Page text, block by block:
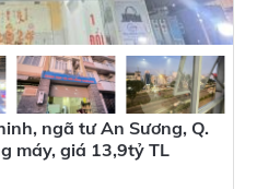
ngã tư An Sương, Q.
máy, giá 13,9tỷ TL